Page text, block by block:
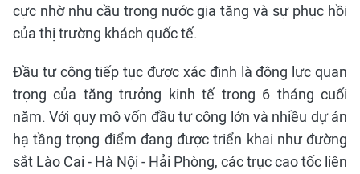
cực nhờ nhu cầu trong nước gia tăng và sự phục hồi
của thị trường khách quốc tế.
Đầu tư công tiếp tục được xác định là động lực quan
trọng của tăng trưởng kinh tế trong 6 tháng cuối
năm. Với quy mô vốn đầu tư công lớn và nhiều dự án
hạ tầng trọng điểm đang được triển khai như đường
sắt Lào Cai - Hà Nội - Hải Phòng, các trục cao tốc liên